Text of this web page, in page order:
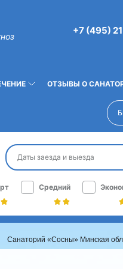
+7 (495)
ОТЗЫВЫ О
Даты заезда и выезда
Средний
Санаторий «Сосны» Минская